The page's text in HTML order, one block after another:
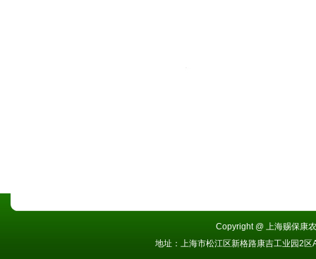
Copyright @ 上海赐保康
地址：上海市松江区新格路康吉工业园2